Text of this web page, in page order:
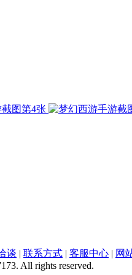
谈 | 联系方式 | 客服中心 | 网
All rights reserved.